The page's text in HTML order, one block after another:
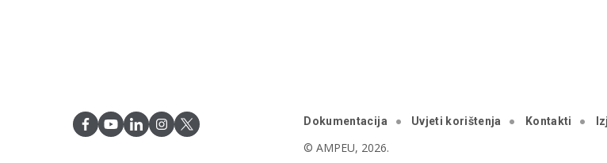
Dokumentacija Uvjeti korištenja Kontakti
© AMPEU, 2026.